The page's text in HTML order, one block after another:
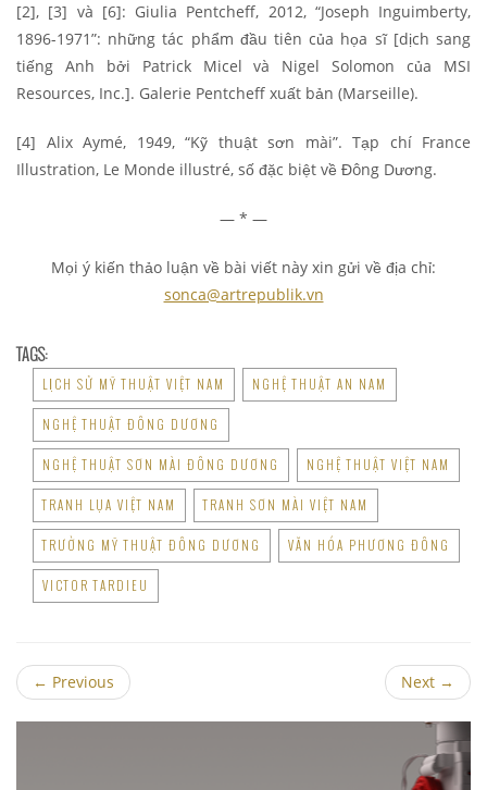
[2], [3] và [6]: Giulia Pentcheff, 2012, “Joseph Inguimberty,
1896-1971”: những tác phẩm đầu tiên của họa sĩ [dịch sang
tiếng Anh bởi Patrick Micel và Nigel Solomon của MSI
Resources, Inc.]. Galerie Pentcheff xuất bản (Marseille).
[4] Alix Aymé, 1949, “Kỹ thuật sơn mài”. Tạp chí France
Illustration, Le Monde illustré, số đặc biệt về Đông Dương.
— * —
Mọi ý kiến thảo luận về bài viết này xin gửi về địa chỉ:
sonca@artrepublik.vn
TAGS:
LỊCH SỬ MỸ THUẬT VIỆT NAM NGHỆ THUẬT AN NAM
NGHỆ THUẬT ĐÔNG DƯƠNG
NGHỆ THUẬT SƠN MÀI ĐÔNG DƯƠNG NGHỆ THUẬT VIỆT NAM
TRANH LỤA VIỆT NAM TRANH SƠN MÀI VIỆT NAM
TRƯỜNG MỸ THUẬT ĐÔNG DƯƠNG VĂN HÓA PHƯƠNG ĐÔNG
VICTOR TARDIEU
← Previous Next →